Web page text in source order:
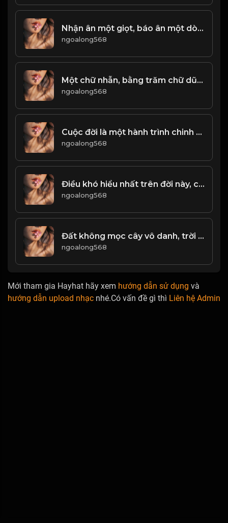
Nhận ân một giọt, báo ân một dòng! & Đạo
ngoalong568
Một chữ nhẫn, bằng trăm chữ dũng! & Đạo
ngoalong568
Cuộc đời là một hành trình chinh phục, và đối thủ lớn nhất chính là bản thân ta! & Đạo
ngoalong568
Điều khó hiểu nhất trên đời này, chính là Lường Người! Đạo
ngoalong568
Đất không mọc cây vô danh, trời không sinh người vô dụng! Đạo
ngoalong568
Mới tham gia Hayhat hãy xem hướng dẫn sử dụng và
hướng dẫn upload nhạc nhé.Có vấn đề gì thì Liên hệ Admin